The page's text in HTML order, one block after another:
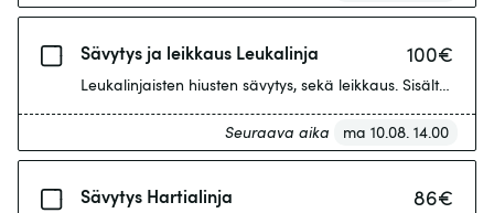
Sävytys ja leikkaus Leukalinja 100€
Leukalinjaisten hiusten sävytys, sekä leikkaus. Sisältää
Seuraava aika ma 10.08. 14.00
Sävytys Hartialinja 86€